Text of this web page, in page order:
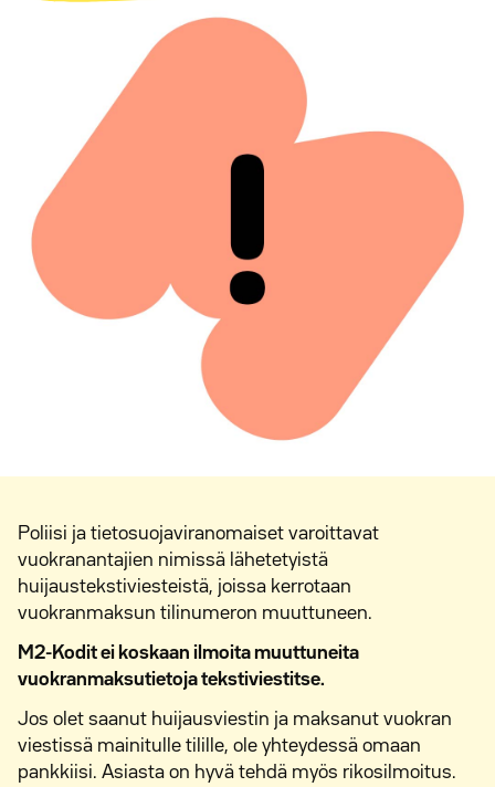
Poliisi ja tietosuojaviranomaiset varoittavat
vuokranantajien nimissä lähetetyistä
huijaustekstiviesteistä, joissa kerrotaan
vuokranmaksun tilinumeron muuttuneen.
M2-Kodit ei koskaan ilmoita muuttuneita
vuokranmaksutietoja tekstiviestitse.
Jos olet saanut huijausviestin ja maksanut vuokran
viestissä mainitulle tilille, ole yhteydessä omaan
pankkiisi. Asiasta on hyvä tehdä myös rikosilmoitus.